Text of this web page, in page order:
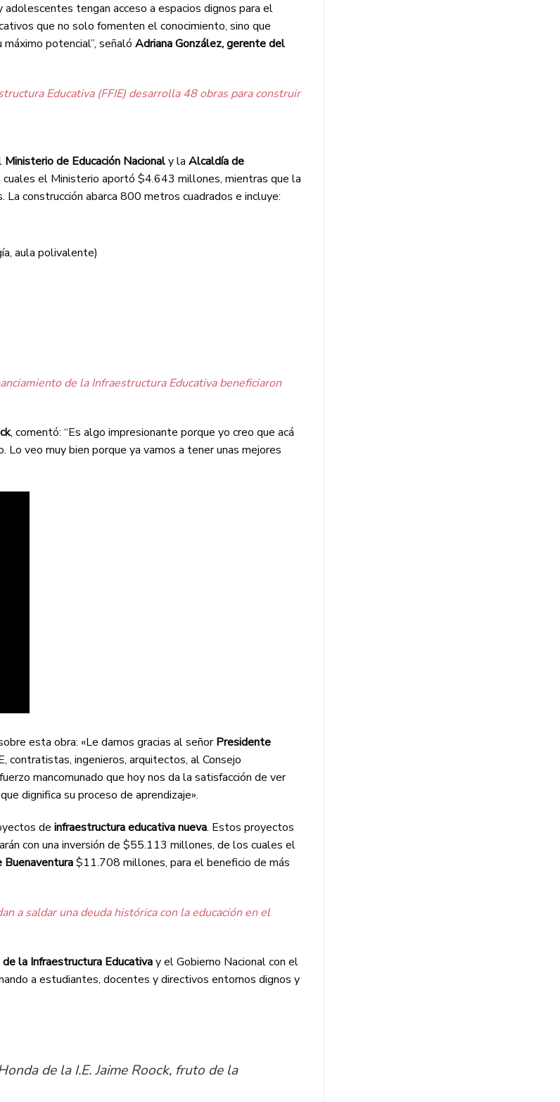
tengan acceso a espacios dignos para el
que no solo fomenten el conocimiento, sino que
potencial”, señaló Adriana González, gerente del
Educativa (FFIE) desarrolla 48 obras para construir
Ministerio de Educación Nacionaly la Alcaldía de
el Ministerio aportó $4.643 millones, mientras que la
construcción abarca 800 metros cuadrados e incluye:
aula polivalente)
de la Infraestructura Educativa beneficiaron
, comentó: “Es algo impresionante porque yo creo que acá
veo muy bien porque ya vamos a tener unas mejores
esta obra: «Le damos gracias al señorPresidente
contratistas, ingenieros, arquitectos, al Consejo
mancomunado que hoy nos da la satisfacción de ver
dignifica su proceso de aprendizaje».
de infraestructura educativa nueva. Estos proyectos
con una inversión de $55.113 millones, de los cuales el
Buenaventura$11.708 millones, para el beneficio de más
a saldar una deuda histórica con la educación en el
la Infraestructura Educativay el Gobierno Nacional con el
a estudiantes, docentes y directivos entornos dignos y
de la I.E. Jaime Roock, fruto de la